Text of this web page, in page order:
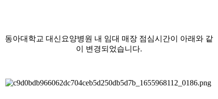
동아대학교 대신요양병원 내 임대 매장 점심시간이 아래와 같
이 변경되었습니다.